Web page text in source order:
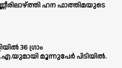
ഹന ഫാത്തിമയുടെ
36 ഗ്രാം
മൂന്നുപേർ പിടിയിൽ.